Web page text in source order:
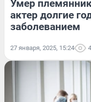
Умер
актер долгие
заболеванием
27 января, 2025, 15:24